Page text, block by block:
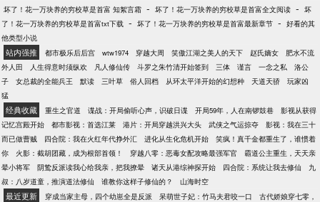
坏了！花一万块养的穷校草是首富 知絮言霜 - 坏了！花一万块养的穷校草是首富全文阅读 - 坏
了！花一万块养的穷校草是首富txt下载 - 坏了！花一万块养的穷校草是首富最新章节 - 好看的其
他类型小说
站内强推 都市极乐后后宫 wtw1974 穿越大周 笑傲江湖之美人的天下 赵氏嫡女
肥水不流
外人田
人生得意时须纵欢 凡人修仙传 斗罗之朱竹清开始签到 三体 谨言 一念之私
洛公
子
女总裁的全能兵王 默读 三叶草 俗人回档 从环太平洋开始的幻想种 天道天骄
玩家凶
猛
经典收藏 重生之官道 谍战：开局偷听心声，识破日谍 开局59年，人在南锣鼓巷
影视从获得
记忆宫殿开始
都市影视：首选江莱 港片：开局穿越洪兴大头 武侠之气运掠夺
影视：我在三十
而已做曹贼
四合院：我在火红年代挣外汇 进化从生化危机开始
笑疯！真千金都重生了，谁惯着
你
火影：截胡团藏，成为根部首领！ 穿越八零：恶毒女配攻略最强军官
霸道公主重生，天天亲
晕小将军
阴鸷反派读我心给我亲，把我撩晕 诸天从港综神探开始 四合院：系统让我去修仙
九
叔：八岁道童，推演道法修仙
谁教你这样子修仙的？ 山海时空
最近更新 穿成当家主母，四个幼崽全是反派 呆萌世子妃：竹马夫君咬一口
古代娇娘穿七零，